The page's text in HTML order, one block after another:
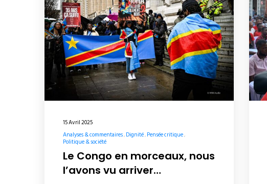
15 Avril 2025
Analyses & commentaires Dignité Pensée critique
Politique & société
Le Congo en morceaux, nous
l’avons vu arriver…